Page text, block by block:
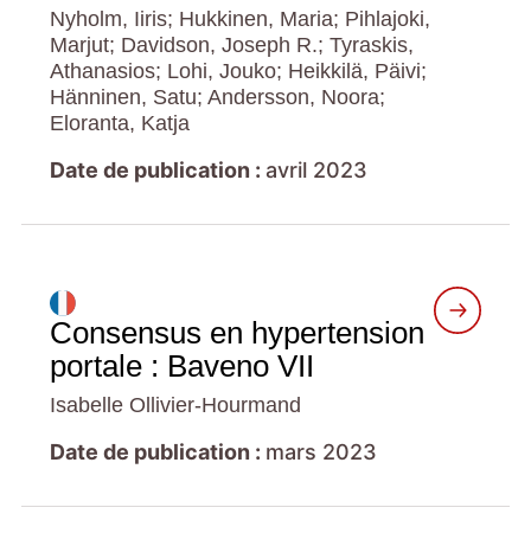
Nyholm, Iiris; Hukkinen, Maria; Pihlajoki,
Marjut; Davidson, Joseph R.; Tyraskis,
Athanasios; Lohi, Jouko; Heikkilä, Päivi;
Hänninen, Satu; Andersson, Noora;
Eloranta, Katja
Date de publication : avril 2023
Consensus en hypertension
portale : Baveno VII
Isabelle Ollivier-Hourmand
Date de publication : mars 2023